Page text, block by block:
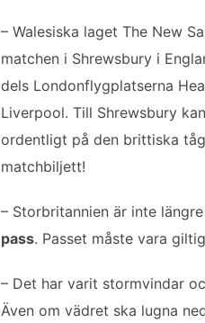
– Walesiska laget The New
matchen i Shrewsbury i
dels Londonflygplatserna
Liverpool. Till Shrewsbury
ordentligt på den brittiska
matchbiljett!
– Storbritannien är inte
pass. Passet måste vara
– Det har varit stormvindar
Även om vädret ska lugna